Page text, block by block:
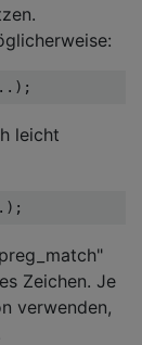
leicht
Zeichen. Je
verwenden,